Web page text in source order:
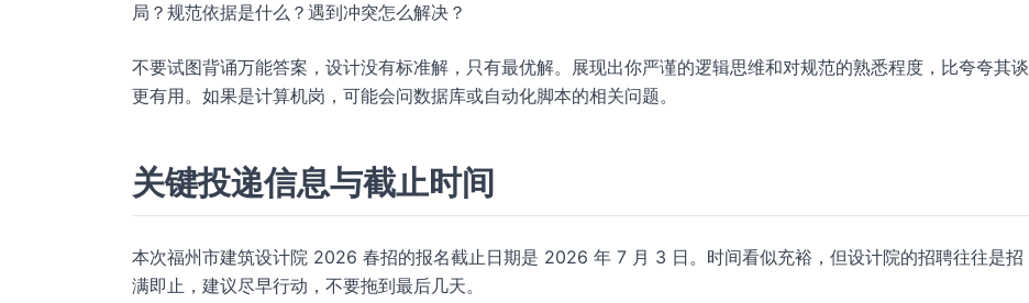
局？规范依据是什么？遇到冲突怎么解决？
不要试图背诵万能答案，设计没有标准解，只有最优解。展现出你严谨的逻辑思维和对规范的熟悉程度，比夸夸其谈
更有用。如果是计算机岗，可能会问数据库或自动化脚本的相关问题。
关键投递信息与截止时间
本次福州市建筑设计院 2026 春招的报名截止日期是 2026 年 7 月 3 日。时间看似充裕，但设计院的招聘往往是招
满即止，建议尽早行动，不要拖到最后几天。